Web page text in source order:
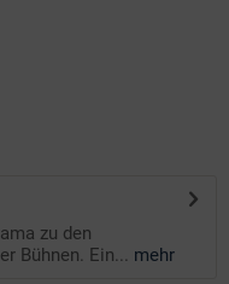
zu den
Bühnen. Ein... mehr